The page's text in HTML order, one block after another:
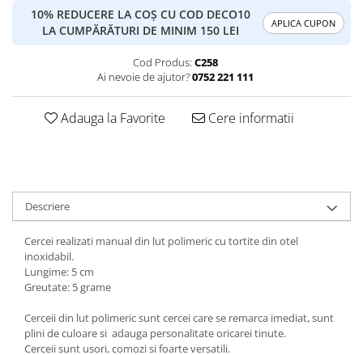
10% REDUCERE LA COȘ CU COD DECO10
LA CUMPĂRĂTURI DE MINIM 150 LEI
APLICA CUPON
Cod Produs: C258
Ai nevoie de ajutor?0752 221 111
Adauga la Favorite Cere informatii
Descriere
Cercei realizati manual din lut polimeric cu tortite din otel
inoxidabil.
Lungime: 5 cm
Greutate: 5 grame
Cerceii din lut polimeric sunt cercei care se remarca imediat, sunt
plini de culoare si adauga personalitate oricarei tinute.
Cerceii sunt usori, comozi si foarte versatili.